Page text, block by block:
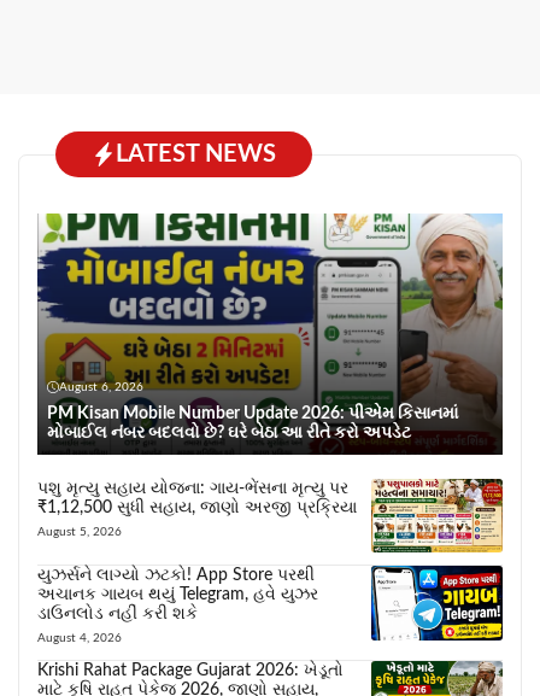
LATEST NEWS
August 6, 2026
PM Kisan Mobile Number Update 2026: પીએમ કિસાનમાં
મોબાઈલ નંબર બદલવો છે? ઘરે બેઠા આ રીતે કરો અપડેટ
પશુ મૃત્યુ સહાય યોજના: ગાય-ભેંસના મૃત્યુ પર
₹1,12,500 સુધી સહાય, જાણો અરજી પ્રક્રિયા
August 5, 2026
યુઝર્સને લાગ્યો ઝટકો! App Store પરથી
અચાનક ગાયબ થયું Telegram, હવે યુઝર
ડાઉનલોડ નહીં કરી શકે
August 4, 2026
Krishi Rahat Package Gujarat 2026: ખેડૂતો
માટે કૃષિ રાહત પેકેજ 2026, જાણો સહાય,